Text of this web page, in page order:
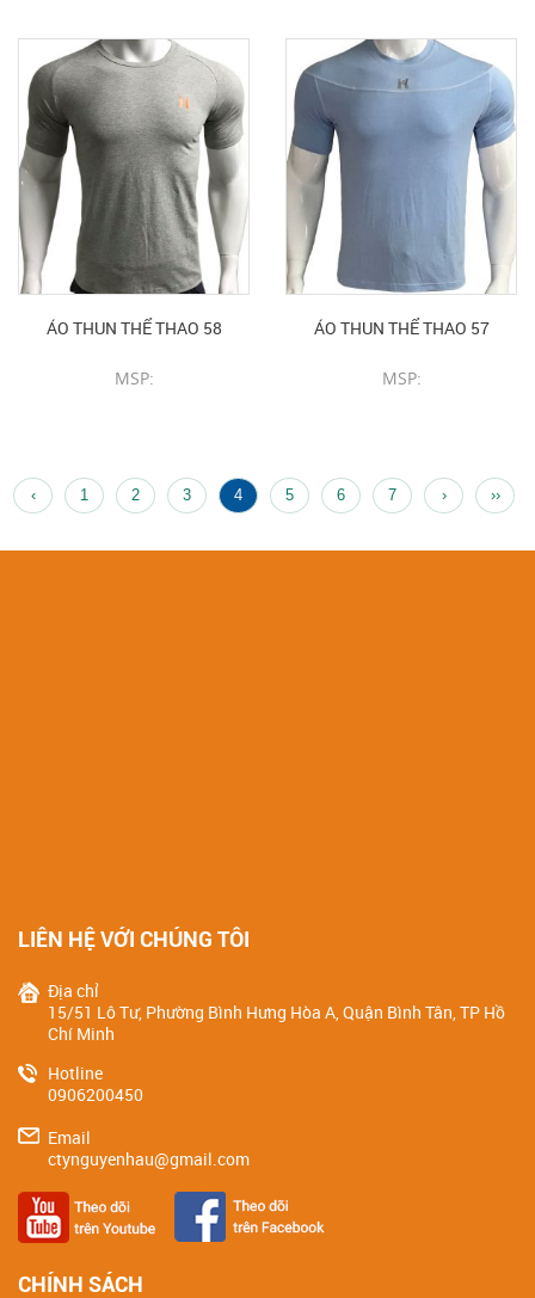
ÁO THUN THỂ THAO 58
MSP:
ÁO THUN THỂ THAO 57
MSP:
‹ 1 2 3 4 5 6 7 › ››
LIÊN HỆ VỚI CHÚNG TÔI
Địa chỉ
15/51 Lô Tư, Phường Bình Hưng Hòa A, Quận Bình Tân, TP Hồ
Chí Minh
Hotline
0906200450
Email
ctynguyenhau@gmail.com
CHÍNH SÁCH